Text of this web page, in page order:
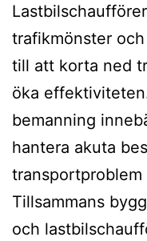
trafikmönster
till att korta ned
öka
bemanning
hantera akuta
Tillsammans
och